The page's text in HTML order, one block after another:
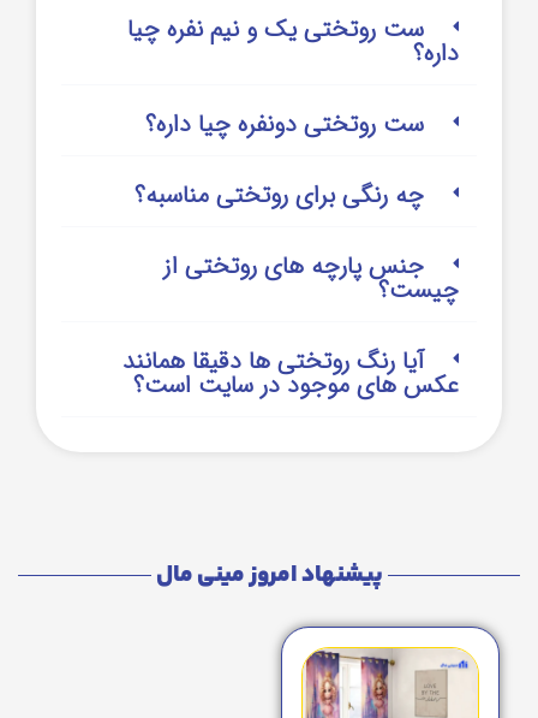
ست روتختی یک و نیم نفره چیا
داره؟
ست روتختی دونفره چیا داره؟
چه رنگی برای روتختی مناسبه؟
جنس پارچه های روتختی از
چیست؟
آیا رنگ روتختی ها دقیقا همانند
عکس های موجود در سایت است؟
پیشنهاد امروز مینی مال